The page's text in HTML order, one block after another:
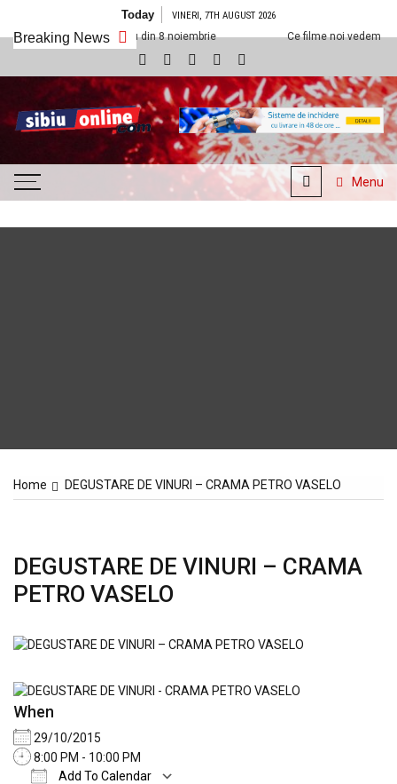
Today VINERI, 7TH AUGUST 2026
Breaking News
Sibiu din 8 noiembrie Ce filme noi vedem la Cineplexx
SibiuOnline.com
… locatii si evenimente din
Sibiu!!!
Menu
Home DEGUSTARE DE VINURI – CRAMA PETRO VASELO
DEGUSTARE DE VINURI – CRAMA
PETRO VASELO
When
29/10/2015
8:00 PM - 10:00 PM
Add To Calendar